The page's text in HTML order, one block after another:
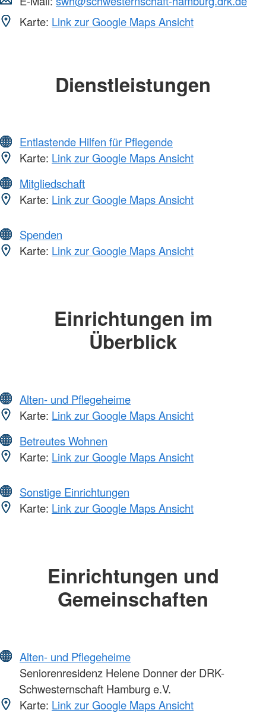
Karte: Link zur Google Maps Ansicht
Dienstleistungen
Entlastende Hilfen für Pflegende
Karte: Link zur Google Maps Ansicht
Mitgliedschaft
Karte: Link zur Google Maps Ansicht
Spenden
Karte: Link zur Google Maps Ansicht
Einrichtungen im
Überblick
Alten- und Pflegeheime
Karte: Link zur Google Maps Ansicht
Betreutes Wohnen
Karte: Link zur Google Maps Ansicht
Sonstige Einrichtungen
Karte: Link zur Google Maps Ansicht
Einrichtungen und
Gemeinschaften
Alten- und Pflegeheime
Seniorenresidenz Helene Donner der DRK-
Schwesternschaft Hamburg e.V.
Karte: Link zur Google Maps Ansicht